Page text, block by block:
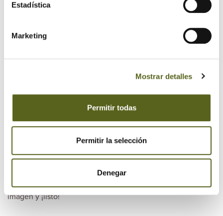
Estadística
Marketing
Mostrar detalles
Permitir todas
Permitir la selección
Denegar
espacio para decidir si es realmente el modelo que mejor
Por último, ¡no te olvides de guardar tu imagen! En la parte
superior derecha encontrarás el icono de una impresora.
Haz clic sobre él, selecciona dónde quieres guardar tu
imagen y ¡listo!